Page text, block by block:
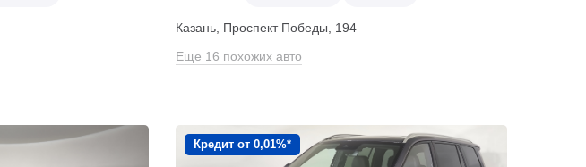
Казань, Проспект Победы, 194
Еще 16 похожих авто
Кредит от 0,01%*